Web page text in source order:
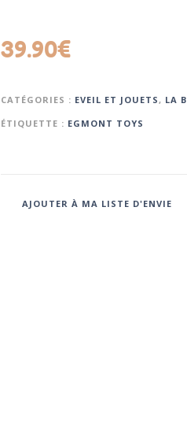
39.90€
CATÉGORIES : EVEIL ET JOUETS , LA
ÉTIQUETTE : EGMONT TOYS
AJOUTER À MA LISTE D'ENVIE